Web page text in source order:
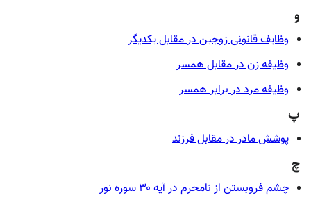
و
وظایف قانونی زوجین در مقابل یکدیگر
وظیفه زن در مقابل همسر
وظیفه مرد در برابر همسر
پ
پوشش مادر در مقابل فرزند
چ
چشم فروبستن از نامحرم در آیه ۳۰ سوره نور